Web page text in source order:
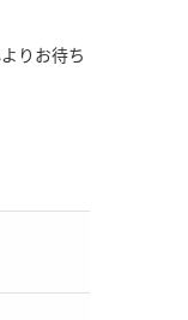
りお待ち